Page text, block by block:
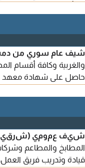
استكمال اجراءات
استعداد للانتقال الى أي
شيف عام سوري من
والغربية وكافة أقسام
حاصل على شهادة معهد
شيف عمومي (شرقي
المطابخ والمطاعم وشركات